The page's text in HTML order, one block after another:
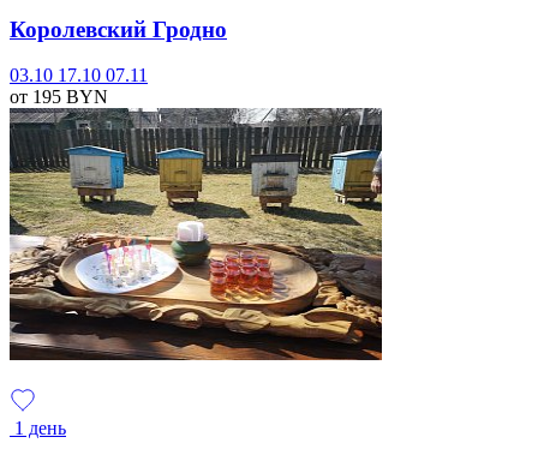
Королевский Гродно
03.10 17.10 07.11
от 195 BYN
1 день